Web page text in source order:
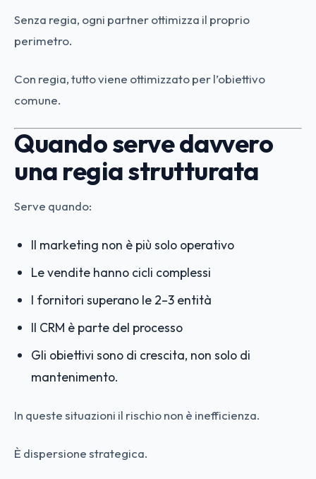
Senza regia, ogni partner ottimizza il proprio
perimetro.
Con regia, tutto viene ottimizzato per l’obiettivo
comune.
Quando serve davvero
una regia strutturata
Serve quando:
Il marketing non è più solo operativo
Le vendite hanno cicli complessi
I fornitori superano le 2–3 entità
Il CRM è parte del processo
Gli obiettivi sono di crescita, non solo di
mantenimento.
In queste situazioni il rischio non è inefficienza.
È dispersione strategica.